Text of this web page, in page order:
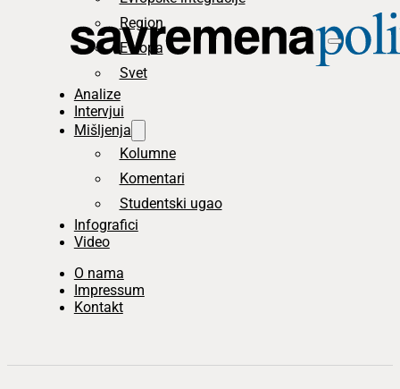
Region
Evropa
Svet
Analize
Intervjui
Mišljenja
Kolumne
Komentari
Studentski ugao
Infografici
Video
O nama
Impressum
Kontakt